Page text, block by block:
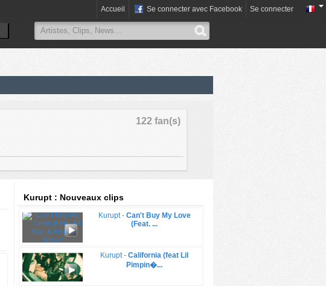
Accueil Se connecter avec Facebook Se connecter
122 fan(s)
Kurupt : Nouveaux clips
Kurupt - Can't Buy My Love
(Feat. ...
Kurupt - California (feat Lil
Pimpin�...